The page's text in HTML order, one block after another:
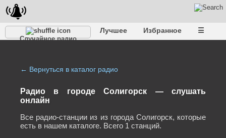
Случайное радио
Лучшее Избранное ☰
← Вернуться в каталог радио
Радио в городе Солигорск — слушать
онлайн
Все радио-станции из из города Солигорск, которые
есть в нашем каталоге. Всего 1 станций.